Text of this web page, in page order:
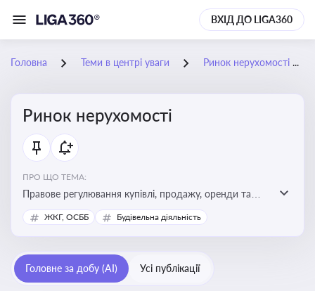
ВХІД ДО LIGA360
Головна Теми в центрі уваги Ринок нерухомості
Ринок нерухомості
ПРО ЩО ТЕМА:
Правове регулювання купівлі, продажу, оренди та
управління нерухомістю, що є ключовим для бізнесу,
інвесторів, забудовників і власників об’єктів майна
ЖКГ, ОСББ Будівельна діяльність
Головне за добу (AI) Усі публікації